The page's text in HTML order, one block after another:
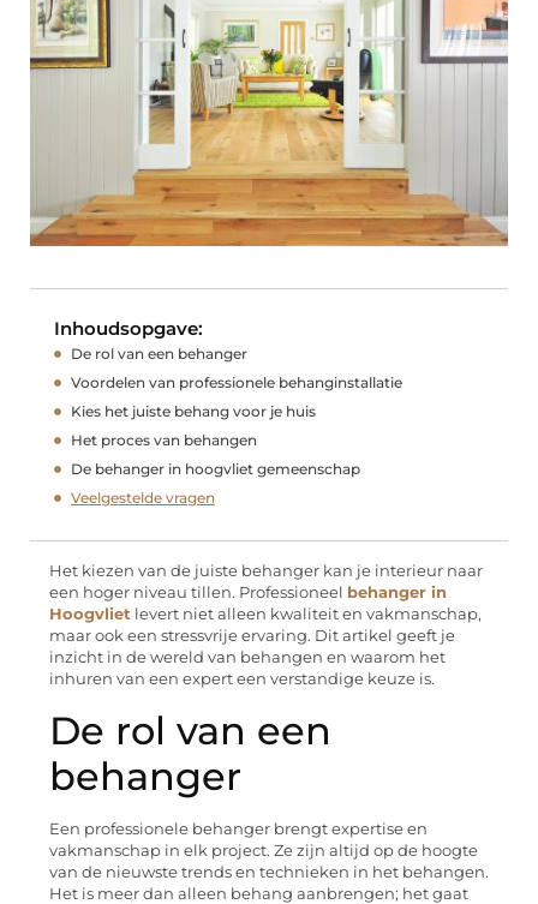
Inhoudsopgave:
De rol van een behanger
Voordelen van professionele behanginstallatie
Kies het juiste behang voor je huis
Het proces van behangen
De behanger in hoogvliet gemeenschap
Veelgestelde vragen
Het kiezen van de juiste behanger kan je interieur naar
een hoger niveau tillen. Professioneel behanger in
Hoogvliet levert niet alleen kwaliteit en vakmanschap,
maar ook een stressvrije ervaring. Dit artikel geeft je
inzicht in de wereld van behangen en waarom het
inhuren van een expert een verstandige keuze is.
De rol van een
behanger
Een professionele behanger brengt expertise en
vakmanschap in elk project. Ze zijn altijd op de hoogte
van de nieuwste trends en technieken in het behangen.
Het is meer dan alleen behang aanbrengen; het gaat